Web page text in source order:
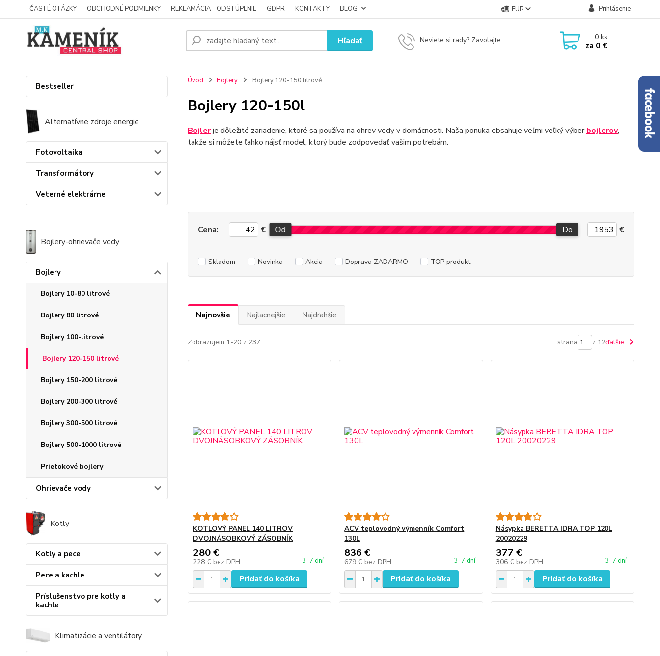
ČASTÉ OTÁZKY OBCHODNÉ PODMIENKY REKLAMÁCIA - ODSTÚPENIE GDPR KONTAKTY BLOG EUR Prihlásenie
Hľadať Neviete si rady? Zavolajte. 0ks
za 0 €
Bestseller
Alternatívne zdroje energie
Fotovoltaika
Transformátory
Veterné elektrárne
Bojlery-ohrievače vody
Bojlery
Bojlery 10-80 litrové
Bojlery 80 litrové
Bojlery 100-litrové
Bojlery 120-150 litrové
Bojlery 150-200 litrové
Bojlery 200-300 litrové
Bojlery 300-500 litrové
Bojlery 500-1000 litrové
Prietokové bojlery
Ohrievače vody
Kotly
Kotly a pece
Pece a kachle
Príslušenstvo pre kotly a
kachle
Klimatizácie a ventilátory
Úvod Bojlery Bojlery 120-150 litrové
Bojlery 120-150l
Bojlerje dôležité zariadenie, ktoré sa používa na ohrev vody v domácnosti. Naša ponuka obsahuje veľmi veľký výberbojlerov,
takže si môžete ľahko nájsť model, ktorý bude zodpovedať vašim potrebám.
Cena: € Od Do €
Skladom Novinka Akcia Doprava ZADARMO TOP produkt
Najnovšie Najlacnejšie Najdrahšie
Zobrazujem 1-20 z 237 strana z 12ďalšie
KOTLOVÝ PANEL 140 LITROV
DVOJNÁSOBKOVÝ ZÁSOBNÍK
280 €
228 € bez DPH 3-7 dní
Pridať do košíka
ACV teplovodný výmenník Comfort
130L
836 €
679 € bez DPH 3-7 dní
Pridať do košíka
Násypka BERETTA IDRA TOP 120L
20020229
377 €
306 € bez DPH 3-7 dní
Pridať do košíka